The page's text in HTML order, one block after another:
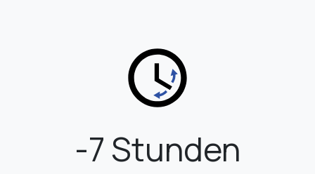
-7 Stunden